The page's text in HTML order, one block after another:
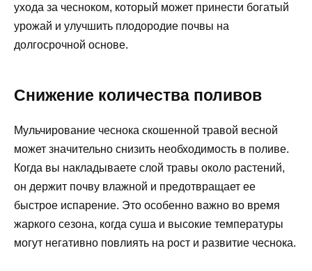
ухода за чесноком, который может принести богатый
урожай и улучшить плодородие почвы на
долгосрочной основе.
Снижение количества поливов
Мульчирование чеснока скошенной травой весной
может значительно снизить необходимость в поливе.
Когда вы накладываете слой травы около растений,
он держит почву влажной и предотвращает ее
быстрое испарение. Это особенно важно во время
жаркого сезона, когда суша и высокие температуры
могут негативно повлиять на рост и развитие чеснока.